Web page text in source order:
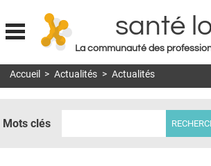
Jump to navigation
santé
La communauté des
MON COMPTE
Accueil > Actualités > Actualités
Mots clés